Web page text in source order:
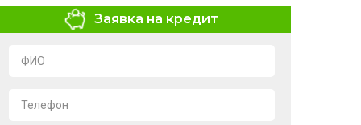
Заявка на кредит
ФИО
Телефон